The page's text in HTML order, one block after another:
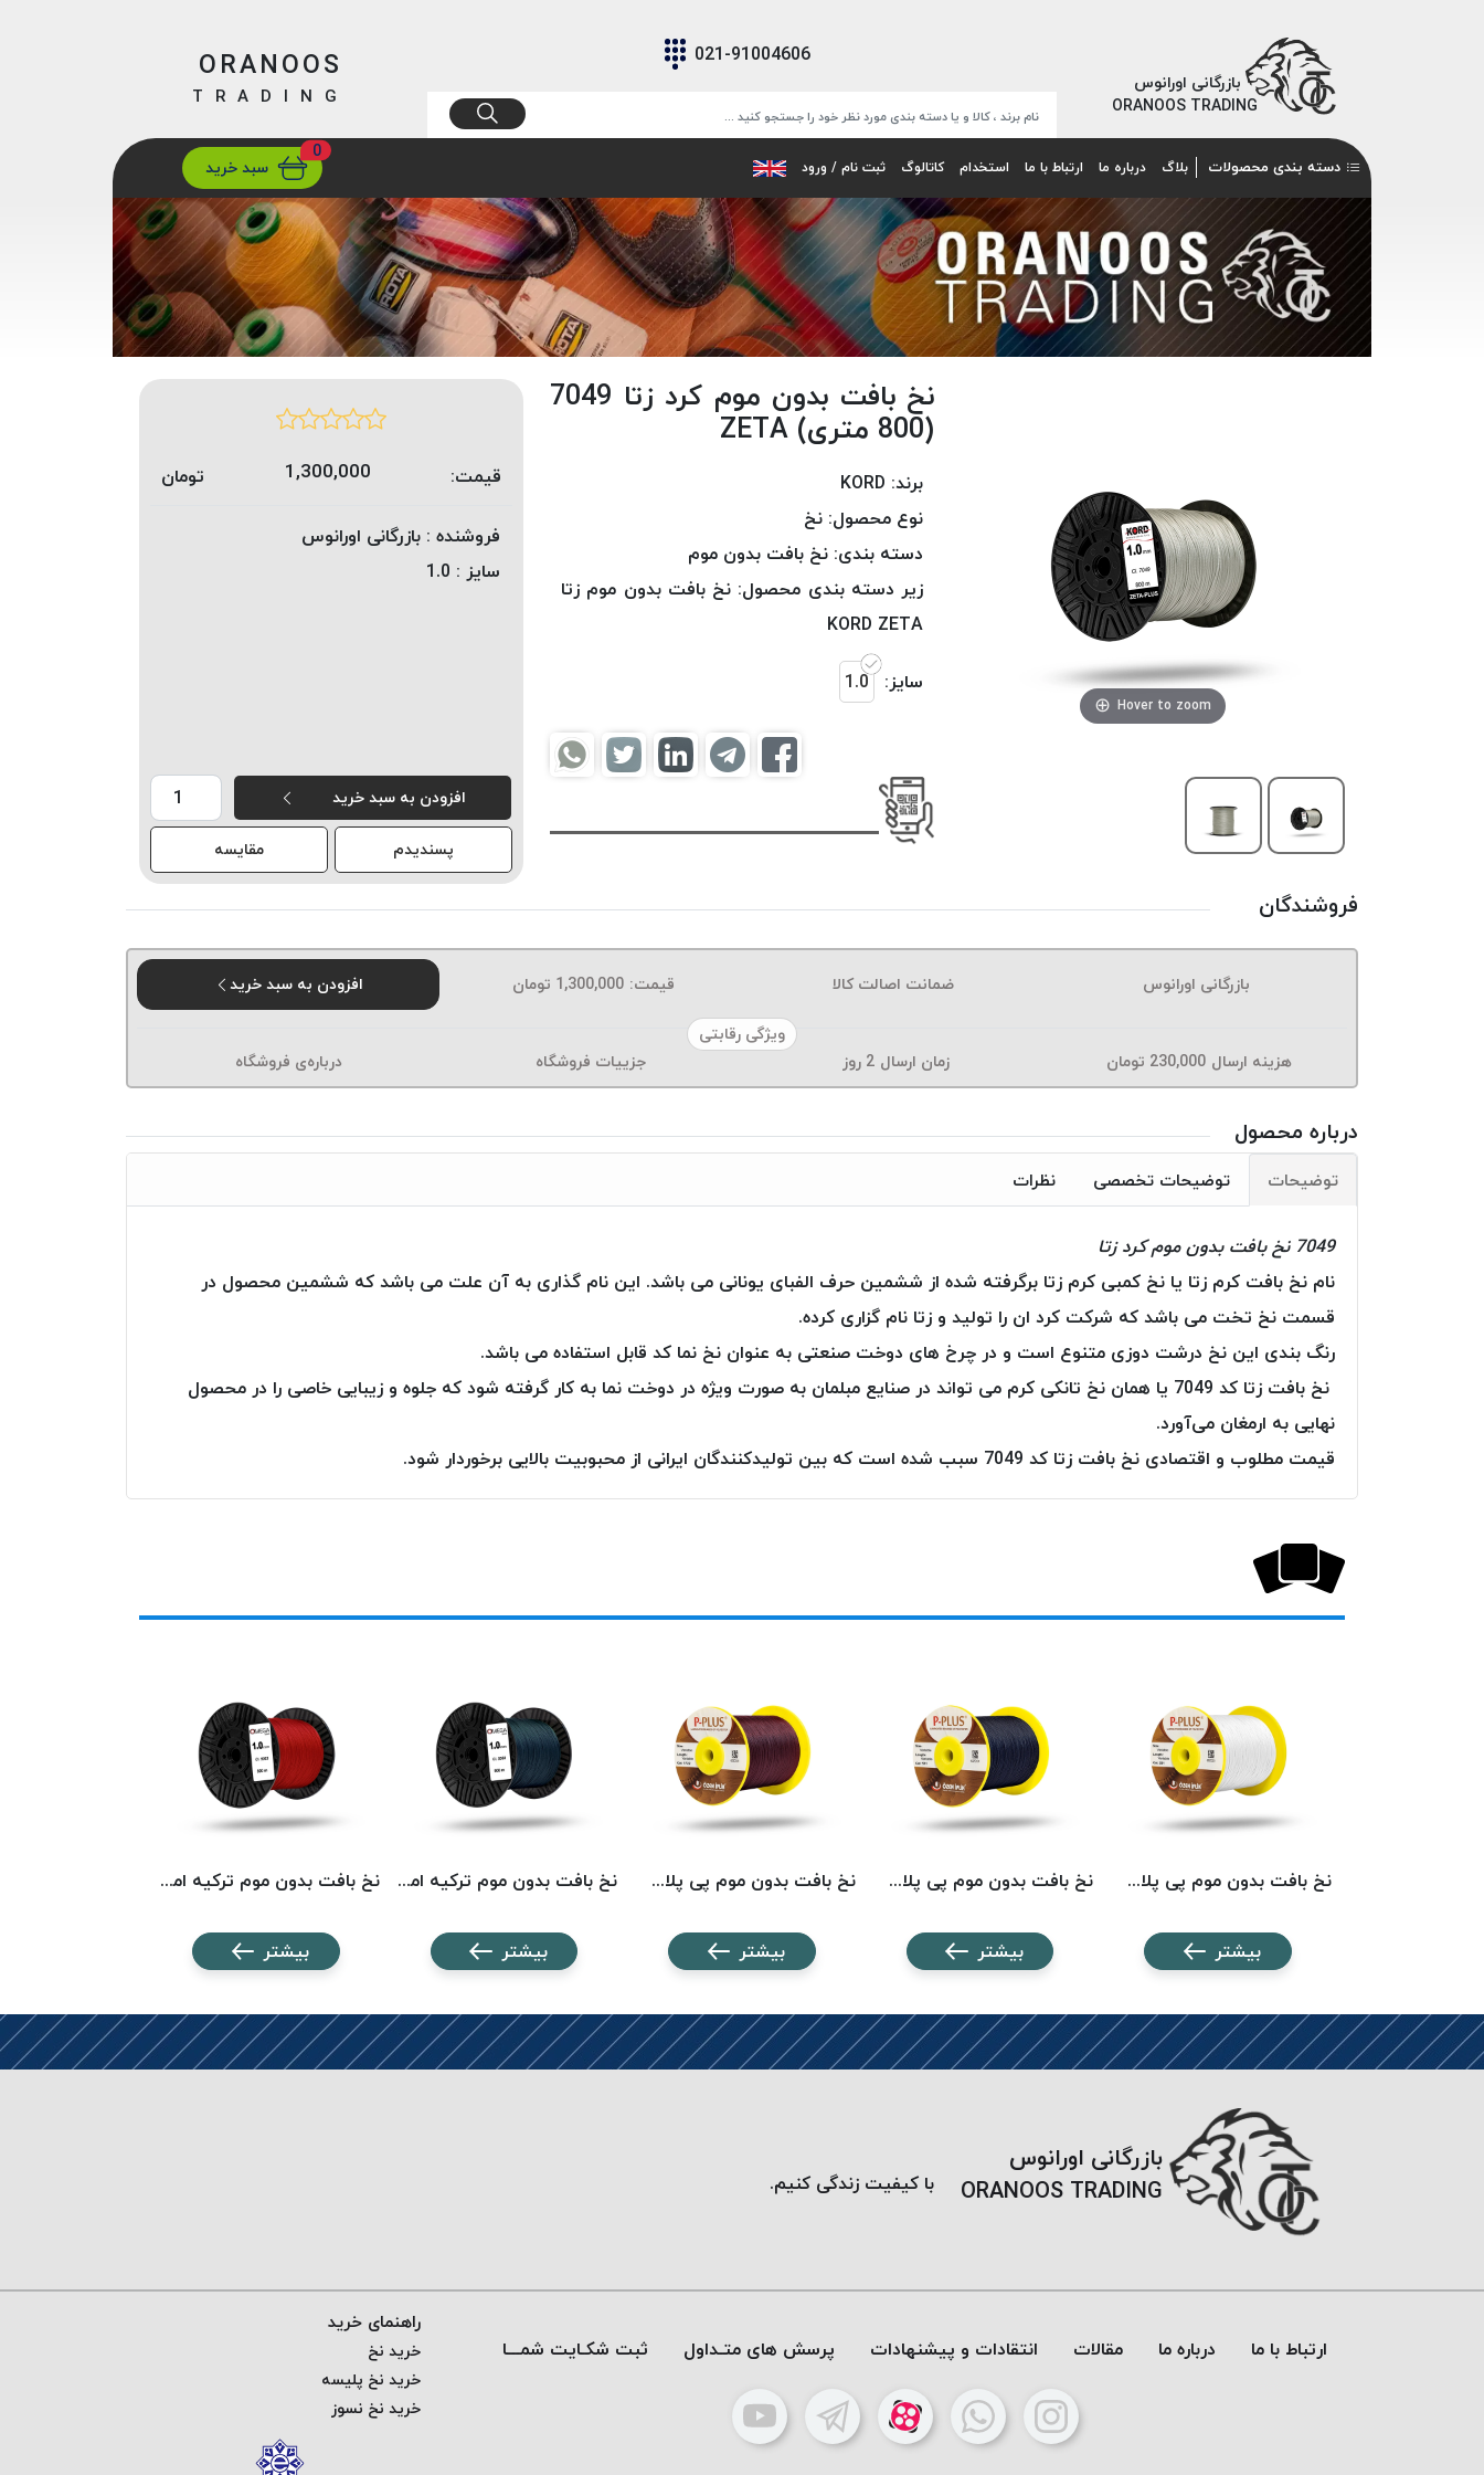
بازرگانی اورانوس
ORANOOS TRADING
021-91004606
ارسالتهران/ تهران
ORANOOS
TRADING
دسته بندی محصولات بلاگ درباره ما ارتباط با ما استخدام کاتالوگ ثبت نام / ورود
0
سبد خرید
Hover to zoom
نخ بافت بدون موم کرد زتا 7049
(800 متری) ZETA
برند: KORD
نوع محصول: نخ
دسته بندی: نخ بافت بدون موم
زیر دسته بندی محصول: نخ بافت بدون موم زتا
KORD ZETA
سایز: 1.0
قیمت: 1,300,000
تومان
فروشنده : بازرگانی اورانوس
سایز : 1.0
افزودن به سبد خرید
پسندیدم
مقایسه
فروشندگان
بازرگانی اورانوس ضمانت اصالت کالا قیمت: 1,300,000 تومان
افزودن به سبد خرید
ویژگی رقابتی
هزینه ارسال 230,000 تومان زمان ارسال 2 روز جزییات فروشگاه درباره‌ی فروشگاه
درباره محصول
توضیحات توضیحات تخصصی نظرات
7049 نخ بافت بدون موم کرد زتا
نام نخ بافت کرم زتا یا نخ کمبی کرم زتا برگرفته شده از ششمین حرف الفبای یونانی می باشد. این نام گذاری به آن علت می باشد که ششمین محصول در
قسمت نخ تخت می باشد که شرکت کرد ان را تولید و زتا نام گزاری کرده.
رنگ بندی این نخ درشت دوزی متنوع است و در چرخ های دوخت صنعتی به عنوان نخ نما کد قابل استفاده می باشد.
نخ بافت زتا کد 7049 یا همان نخ تانکی کرم می ‌تواند در صنایع مبلمان به صورت ویژه در دوخت نما به کار گرفته شود که جلوه و زیبایی خاصی را در محصول
نهایی به ارمغان می‌آورد.
قیمت مطلوب و اقتصادی نخ بافت زتا کد 7049 سبب شده است که بین تولیدکنندگان ایرانی از محبوبیت بالایی برخوردار شود.
نخ بافت بدون موم پی پلاس کد 201 PPLUS
بیشتر
نخ بافت بدون موم پی پلاس کد 511 PPLUS
بیشتر
نخ بافت بدون موم پی پلاس کد 1722 PPLUS
بیشتر
نخ بافت بدون موم ترکیه امگا کد 5568 OMEGA
بیشتر
نخ بافت بدون موم ترکیه امگا کد 5023 OMEGA
بیشتر
بازرگانی اورانوس
ORANOOS TRADING
با کیفیت زندگی کنیم.
ارتباط با ما درباره ما مقالات انتقادات و پیشنهادات پرسش های متـداول ثبت شکـایت شمـــا
راهنمای خرید
خرید نخ
خرید نخ پلیسه
خرید نخ نسوز